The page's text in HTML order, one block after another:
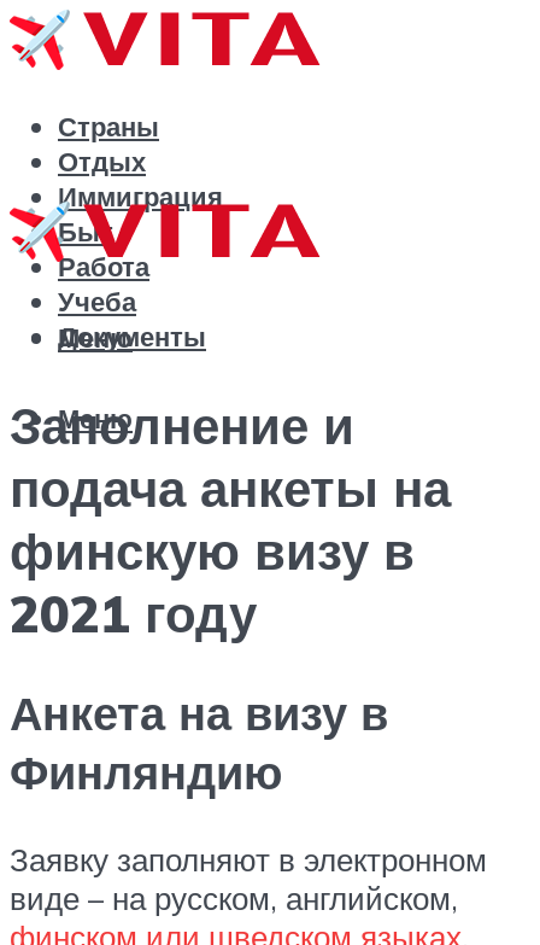
Страны
Отдых
Иммиграция
Быт
Работа
Учеба
Документы
Меню
Меню
Заполнение и
подача анкеты на
финскую визу в
2021 году
Анкета на визу в
Финляндию
Заявку заполняют в электронном
виде – на русском, английском,
финском или шведском языках,